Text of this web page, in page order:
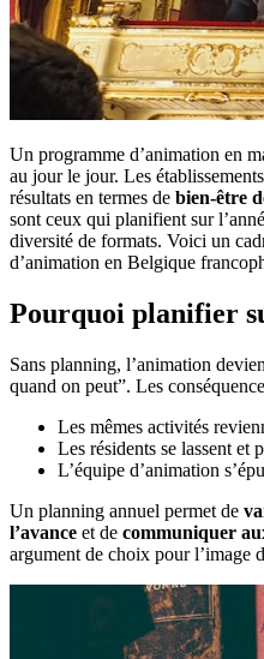
Un programme d’animation en
au jour le jour. Les
résultats en termes de bien-être
sont ceux qui planifient sur
diversité de formats. Voici un
d’animation en Belgique
Pourquoi planifier
Sans planning, l’animation
quand on peut”. Les
Les mêmes activités
Les résidents se lassent et
L’équipe d’animation
Un planning annuel permet de
l’avance et de communiquer
argument de choix pour l’image